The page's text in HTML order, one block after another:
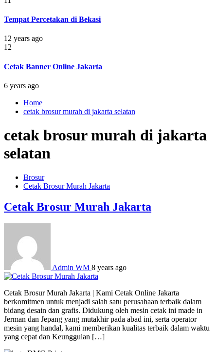
Tempat Percetakan di Bekasi
12 years ago
12
Cetak Banner Online Jakarta
6 years ago
Home
cetak brosur murah di jakarta selatan
cetak brosur murah di jakarta
selatan
Brosur
Cetak Brosur Murah Jakarta
Cetak Brosur Murah Jakarta
Admin WM 8 years ago
Cetak Brosur Murah Jakarta | Kami Cetak Online Jakarta
berkomitmen untuk menjadi salah satu perusahaan terbaik dalam
bidang desain dan grafis. Didukung oleh mesin cetak ini made in
Jerman dan Jepang yang mutakhir pada abad ini, serta operator
mesin yang handal, kami memberikan kualitas terbaik dalam waktu
yang cepat dan Keunggulan […]